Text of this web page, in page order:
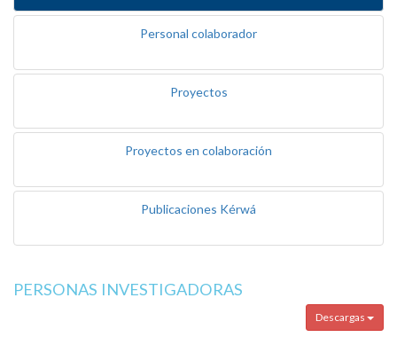
Personal colaborador
Proyectos
Proyectos en colaboración
Publicaciones Kérwá
PERSONAS INVESTIGADORAS
Descargas